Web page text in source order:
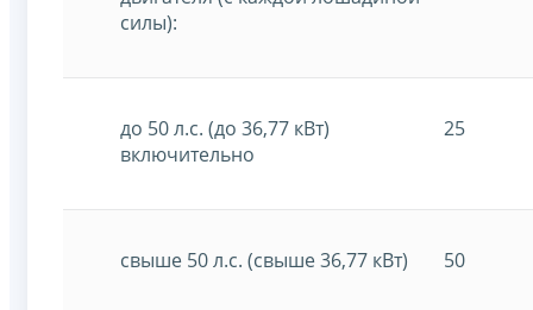
силы):
до 50 л.с. (до 36,77 кВт)
включительно
25
свыше 50 л.с. (свыше 36,77 кВт) 50